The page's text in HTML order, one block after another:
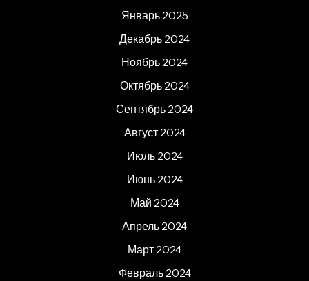
Январь 2025
Декабрь 2024
Ноябрь 2024
Октябрь 2024
Сентябрь 2024
Август 2024
Июль 2024
Июнь 2024
Май 2024
Апрель 2024
Март 2024
Февраль 2024